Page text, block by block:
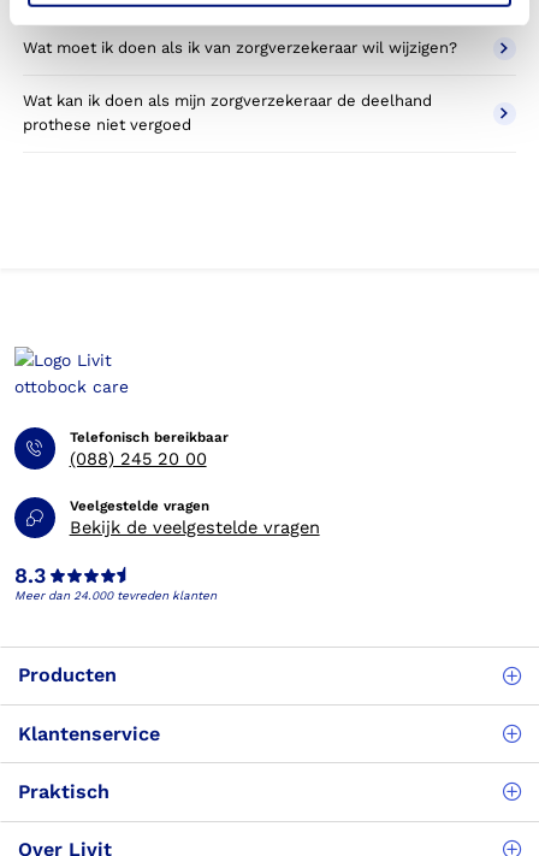
Wat moet ik doen als ik van zorgverzekeraar wil wijzigen?
Wat kan ik doen als mijn zorgverzekeraar de deelhand
prothese niet vergoed
Telefonisch bereikbaar
(088) 245 20 00
Veelgestelde vragen
Bekijk de veelgestelde vragen
8.3
Meer dan 24.000 tevreden klanten
Producten
Klantenservice
Praktisch
Over Livit